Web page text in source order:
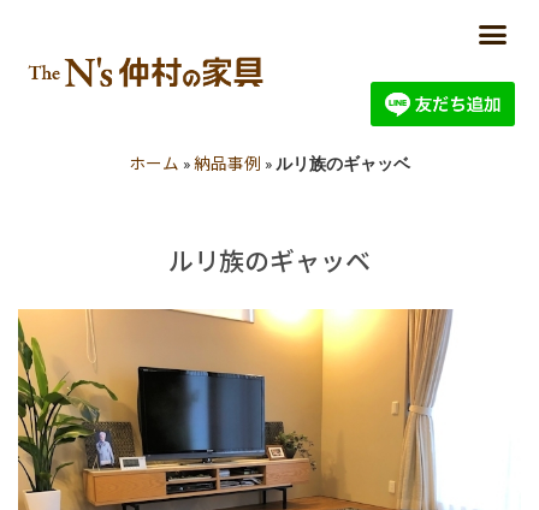
ホーム »納品事例 »ルリ族のギャッベ
ルリ族のギャッベ